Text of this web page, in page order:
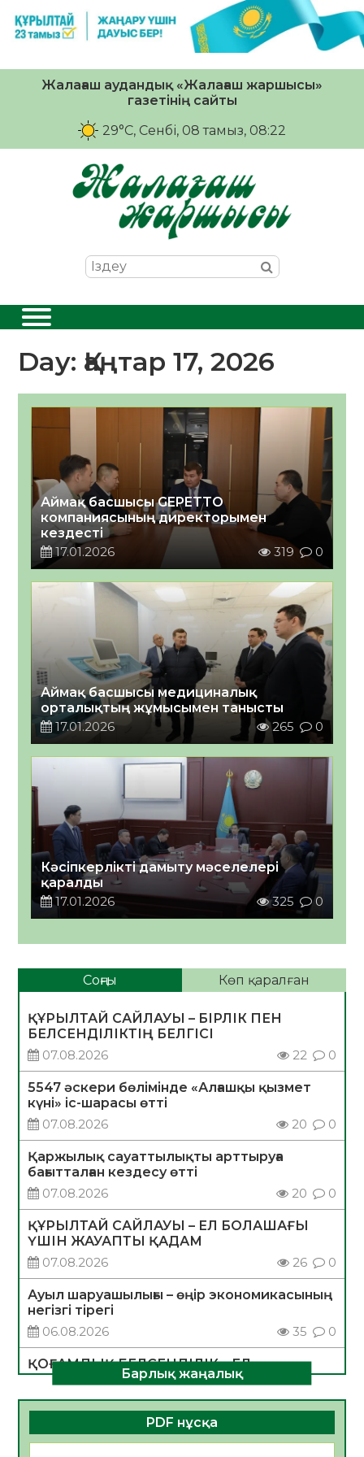
Жалағаш аудандық «Жалағаш жаршысы»
газетінің сайты
29°C, Сенбі, 08 тамыз, 08:22
Day: Қаңтар 17, 2026
Аймақ басшысы GEPETTO
компаниясының директорымен
кездесті
17.01.2026
319 0
Аймақ басшысы медициналық
орталықтың жұмысымен танысты
17.01.2026
265 0
Кәсіпкерлікті дамыту мәселелері
қаралды
17.01.2026
325 0
Соңғы Көп қаралған
ҚҰРЫЛТАЙ САЙЛАУЫ – БІРЛІК ПЕН
БЕЛСЕНДІЛІКТІҢ БЕЛГІСІ
07.08.2026
22 0
5547 әскери бөлімінде «Алғашқы қызмет
күні» іс-шарасы өтті
07.08.2026
20 0
Қаржылық сауаттылықты арттыруға
бағытталған кездесу өтті
07.08.2026
20 0
ҚҰРЫЛТАЙ САЙЛАУЫ – ЕЛ БОЛАШАҒЫ
ҮШІН ЖАУАПТЫ ҚАДАМ
07.08.2026
26 0
Ауыл шаруашылығы – өңір экономикасының
негізгі тірегі
06.08.2026
35 0
ҚОҒАМДЫҚ БЕЛСЕНДІЛІК – ЕЛ
ДАМУЫНЫҢ НЕГІЗІ
06.08.2026
32 0
ҚҰРЫЛТАЙ САЙЛАУЫ – БОЛАШАҚҚА
Барлық жаңалық
PDF нұсқа